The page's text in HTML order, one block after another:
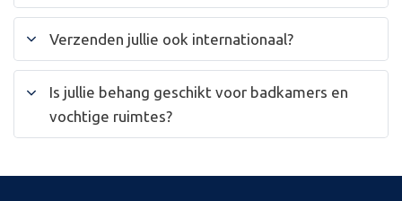
Verzenden jullie ook internationaal?
Is jullie behang geschikt voor badkamers en
vochtige ruimtes?